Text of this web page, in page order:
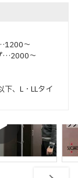
～
…2000～
、L・LLタイ